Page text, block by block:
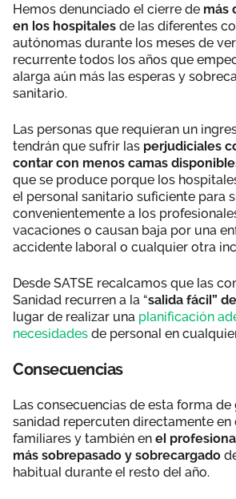
Hemos denunciado el cierre de más
en los hospitales de las diferentes
autónomas durante los meses de
recurrente todos los años que
alarga aún más las esperas y
sanitario.
Las personas que requieran un
tendrán que sufrir las perjudiciales
contar con menos camas disponible
que se produce porque los
el personal sanitario suficiente para
convenientemente a los
vacaciones o causan baja por una
accidente laboral o cualquier otra
Desde SATSE recalcamos que las
Sanidad recurren a la “salida fácil”
lugar de realizar una planificación
necesidades de personal en
Consecuencias
Las consecuencias de esta forma de
sanidad repercuten directamente en
familiares y también en el
más sobrepasado y sobrecargado
habitual durante el resto del año.